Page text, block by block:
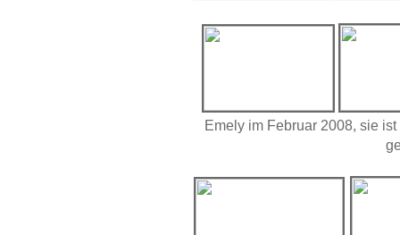
Emely im Februar 2008, sie